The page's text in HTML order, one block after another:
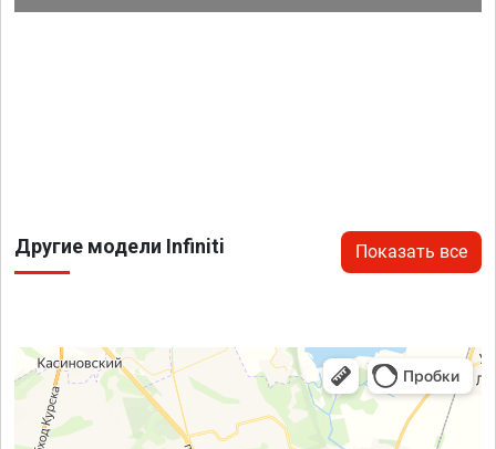
Другие модели Infiniti Показать все